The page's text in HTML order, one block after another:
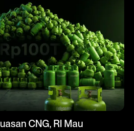
CNG, RI Mau